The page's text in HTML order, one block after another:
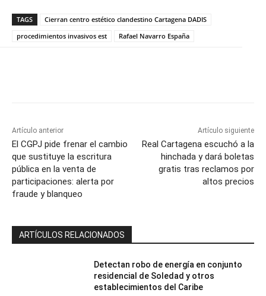
TAGS
Cierran centro estético clandestino Cartagena DADIS
procedimientos invasivos est
Rafael Navarro España
Artículo anterior
El CGPJ pide frenar el cambio
que sustituye la escritura
pública en la venta de
participaciones: alerta por
fraude y blanqueo
Artículo siguiente
Real Cartagena escuchó a la
hinchada y dará boletas
gratis tras reclamos por
altos precios
ARTÍCULOS RELACIONADOS
Detectan robo de energía en conjunto
residencial de Soledad y otros
establecimientos del Caribe